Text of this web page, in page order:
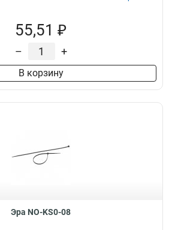
55,51 ₽
– +
В корзину
Эра NO-KS0-08